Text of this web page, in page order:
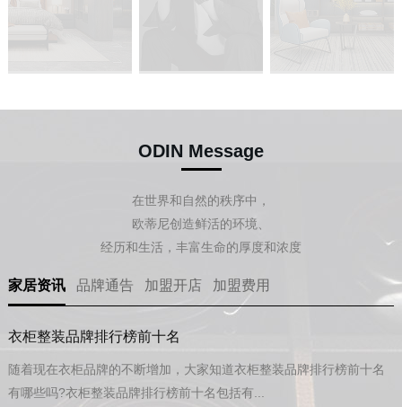
家居资讯 品牌通告 加盟开店 加盟费用
衣柜整装品牌排行榜前十名
随着现在衣柜品牌的不断增加，大家知道衣柜整装品牌排行榜前十名
有哪些吗?衣柜整装品牌排行榜前十名包括有...
ODIN Message
在世界和自然的秩序中，
欧蒂尼创造鲜活的环境、
经历和生活，丰富生命的厚度和浓度